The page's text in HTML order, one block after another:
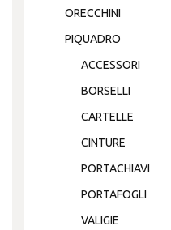
ORECCHINI
PIQUADRO
ACCESSORI
BORSELLI
CARTELLE
CINTURE
PORTACHIAVI
PORTAFOGLI
VALIGIE